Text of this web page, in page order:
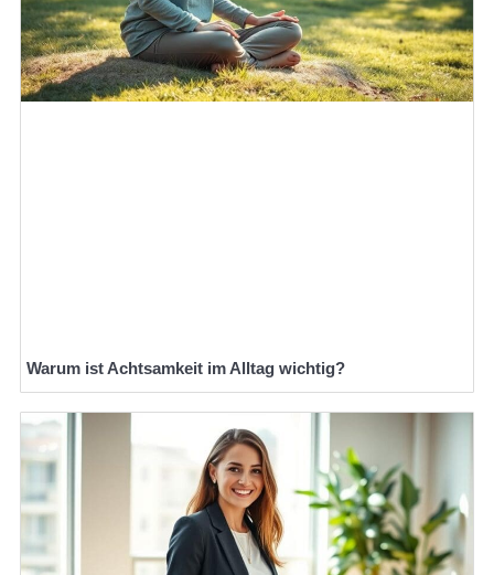
Warum ist Achtsamkeit im Alltag wichtig?